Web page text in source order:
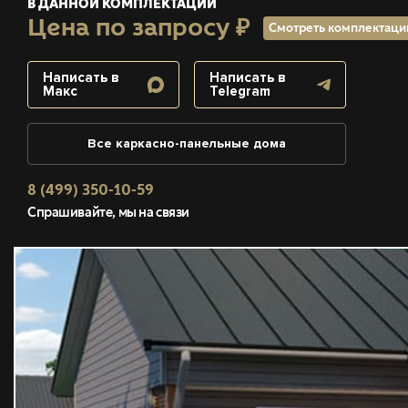
В ДАННОЙ КОМПЛЕКТАЦИИ
Цена по запросу ₽ Смотреть
Написать в
Макс
Написать в
Telegram
Все каркасно-панельные дома
8 (499) 350-10-59
Спрашивайте, мы на связи